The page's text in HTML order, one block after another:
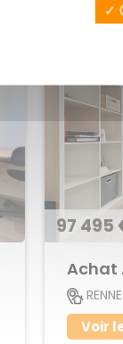
97 495
Voir
✓